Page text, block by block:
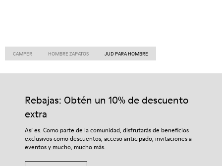
CAMPER HOMBRE ZAPATOS JUD PARA HOMBRE
Rebajas: Obtén un 10% de descuento
extra
Así es. Como parte de la comunidad, disfrutarás de beneficios
exclusivos como descuentos, acceso anticipado, invitaciones a
eventos y mucho, mucho más.